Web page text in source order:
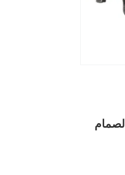
أجزاء الحفر PC350-7 الحفر الصمام الرئيسي 723-40-71200 723-40-71201 الصمام